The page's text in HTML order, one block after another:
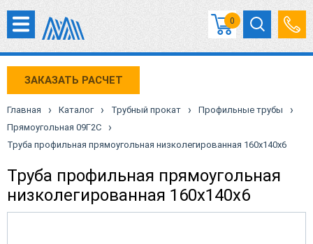
0
ЗАКАЗАТЬ РАСЧЕТ
Главная › Каталог › Трубный прокат › Профильные трубы ›
Прямоугольная 09Г2С ›
Труба профильная прямоугольная низколегированная 160х140х6
Труба профильная прямоугольная
низколегированная 160х140х6